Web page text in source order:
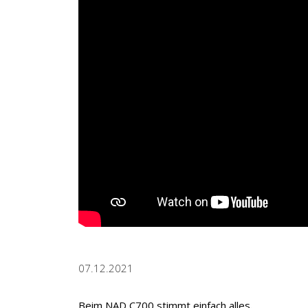
07.12.2021
Beim NAD C700 stimmt einfach alles.